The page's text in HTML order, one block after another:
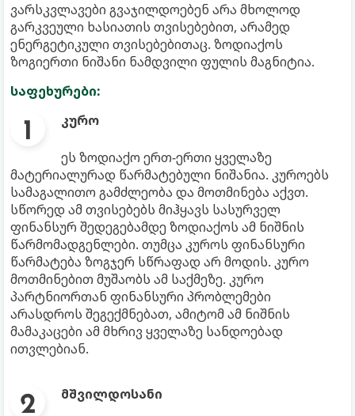
ვარსკვლავები გვაჯილდოებენ არა მხოლოდ
გარკვეული ხასიათის თვისებებით, არამედ
ენერგეტიკული თვისებებითაც. ზოდიაქოს
ზოგიერთი ნიშანი ნამდვილი ფულის მაგნიტია.
საფეხურები:
კურო
ეს ზოდიაქო ერთ-ერთი ყველაზე
მატერიალურად წარმატებული ნიშანია. კუროებს
სამაგალითო გამძლეობა და მოთმინება აქვთ.
სწორედ ამ თვისებებს მიჰყავს სასურველ
ფინანსურ შედეგებამდე ზოდიაქოს ამ ნიშნის
წარმომადგენლები. თუმცა კუროს ფინანსური
წარმატება ზოგჯერ სწრაფად არ მოდის. კურო
მოთმინებით მუშაობს ამ საქმეზე. კურო
პარტნიორთან ფინანსური პრობლემები
არასდროს შეგექმნებათ, ამიტომ ამ ნიშნის
მამაკაცები ამ მხრივ ყველაზე სანდოებად
ითვლებიან.
მშვილდოსანი